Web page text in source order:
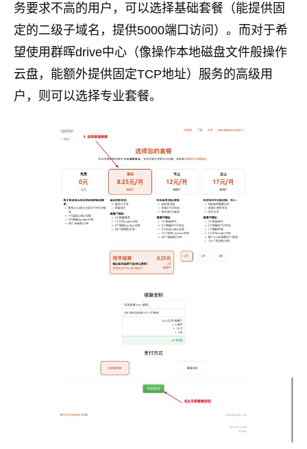
务要求不高的用户，可以选择基础套餐（能提供固
定的二级子域名，提供5000端口访问）。而对于希
望使用群晖drive中心（像操作本地磁盘文件般操作
云盘，能额外提供固定TCP地址）服务的高级用
户，则可以选择专业套餐。